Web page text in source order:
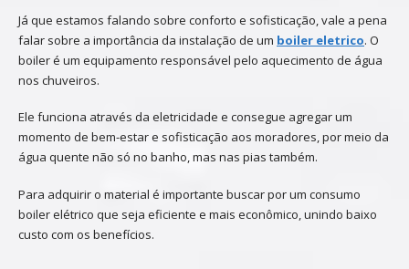
Já que estamos falando sobre conforto e sofisticação, vale a pena
falar sobre a importância da instalação de um boiler eletrico. O
boiler é um equipamento responsável pelo aquecimento de água
nos chuveiros.
Ele funciona através da eletricidade e consegue agregar um
momento de bem-estar e sofisticação aos moradores, por meio da
água quente não só no banho, mas nas pias também.
Para adquirir o material é importante buscar por um consumo
boiler elétrico que seja eficiente e mais econômico, unindo baixo
custo com os benefícios.